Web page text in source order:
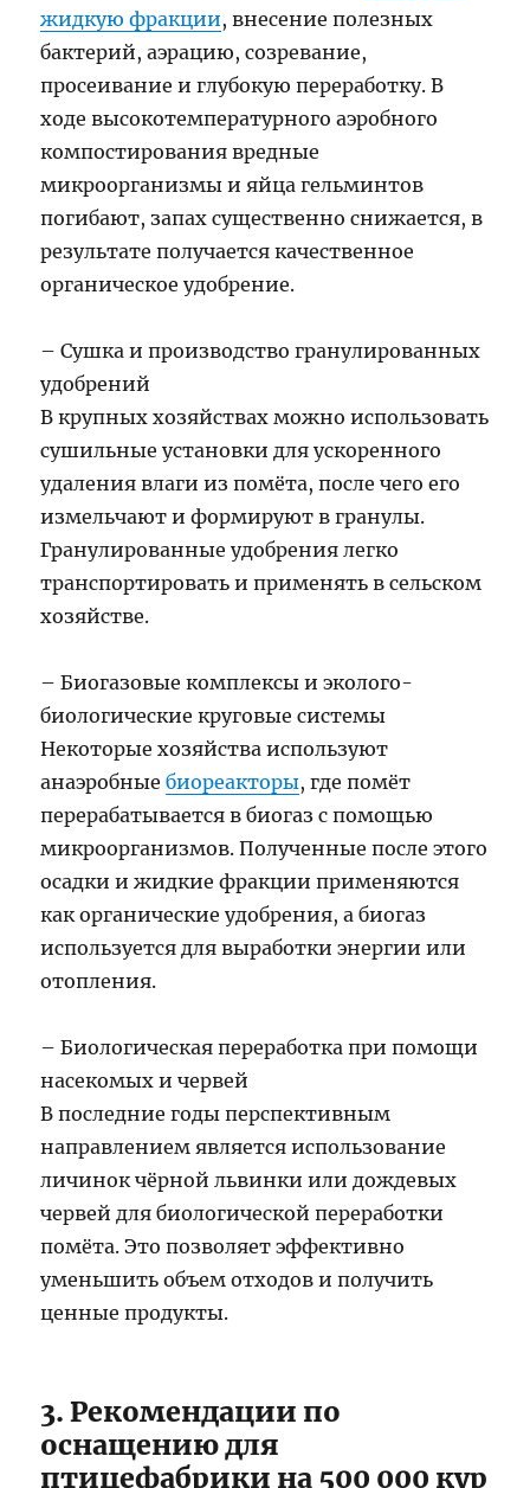
жидкую фракции, внесение полезных
бактерий, аэрацию, созревание,
просеивание и глубокую переработку. В
ходе высокотемпературного аэробного
компостирования вредные
микроорганизмы и яйца гельминтов
погибают, запах существенно снижается, в
результате получается качественное
органическое удобрение.
– Сушка и производство гранулированных
удобрений
В крупных хозяйствах можно использовать
сушильные установки для ускоренного
удаления влаги из помёта, после чего его
измельчают и формируют в гранулы.
Гранулированные удобрения легко
транспортировать и применять в сельском
хозяйстве.
– Биогазовые комплексы и эколого-
биологические круговые системы
Некоторые хозяйства используют
анаэробныебиореакторы, где помёт
перерабатывается в биогаз с помощью
микроорганизмов. Полученные после этого
осадки и жидкие фракции применяются
как органические удобрения, а биогаз
используется для выработки энергии или
отопления.
– Биологическая переработка при помощи
насекомых и червей
В последние годы перспективным
направлением является использование
личинок чёрной львинки или дождевых
червей для биологической переработки
помёта. Это позволяет эффективно
уменьшить объем отходов и получить
ценные продукты.
3. Рекомендации по
оснащению для
птицефабрики на 500 000 кур